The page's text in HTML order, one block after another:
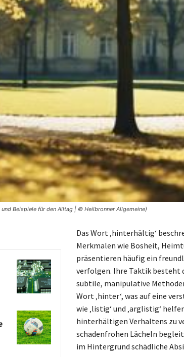
Beispiele für den Alltag | © Heilbronner Allgemeine)
Das Wort ‚hinterhältig‘
Merkmalen wie Bosheit,
präsentieren häufig ein
verfolgen. Ihre Taktik besteht
subtile, manipulative
Wort ‚hinter‘, was auf eine
wie ‚listig‘ und ‚arglistig‘
hinterhältigen Verhaltens zu
schadenfrohen Lächeln
im Hintergrund schädliche